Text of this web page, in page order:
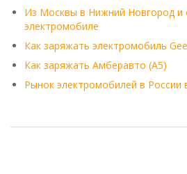
Из Москвы в Нижний Новгород и
электромобиле
Как заряжать электромобиль
Как заряжать Амберавто (А5)
Рынок электромобилей в России